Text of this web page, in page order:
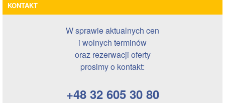
KONTAKT
W sprawie aktualnych cen
i wolnych terminów
oraz rezerwacji oferty
prosimy o kontakt:
+48 32 605 30 80